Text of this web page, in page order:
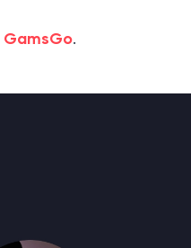
GamsGo.